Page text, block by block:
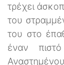
τρέχει
του
του στο
έναν